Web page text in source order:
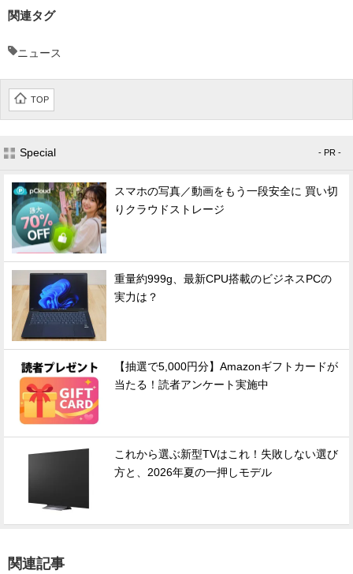
関連タグ
ニュース
TOP
Special - PR -
スマホの写真／動画をもう一段安全に 買い切
りクラウドストレージ
重量約999g、最新CPU搭載のビジネスPCの
実力は？
【抽選で5,000円分】Amazonギフトカードが
当たる！読者アンケート実施中
これから選ぶ新型TVはこれ！失敗しない選び
方と、2026年夏の一押しモデル
関連記事